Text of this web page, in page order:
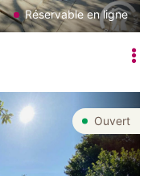
Réservable en ligne
Ouvert